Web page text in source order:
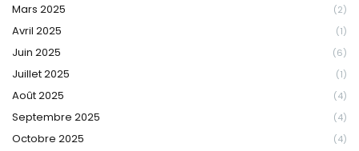
Mars 2025 (2)
Avril 2025 (1)
Juin 2025 (6)
Juillet 2025 (1)
Août 2025 (4)
Septembre 2025 (4)
Octobre 2025 (4)